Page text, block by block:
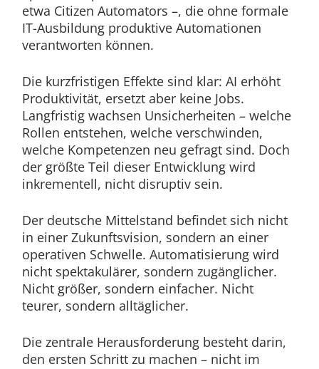
etwa Citizen Automators –, die ohne formale
IT-Ausbildung produktive Automationen
verantworten können.
Die kurzfristigen Effekte sind klar: AI erhöht
Produktivität, ersetzt aber keine Jobs.
Langfristig wachsen Unsicherheiten – welche
Rollen entstehen, welche verschwinden,
welche Kompetenzen neu gefragt sind. Doch
der größte Teil dieser Entwicklung wird
inkrementell, nicht disruptiv sein.
Der deutsche Mittelstand befindet sich nicht
in einer Zukunftsvision, sondern an einer
operativen Schwelle. Automatisierung wird
nicht spektakulärer, sondern zugänglicher.
Nicht größer, sondern einfacher. Nicht
teurer, sondern alltäglicher.
Die zentrale Herausforderung besteht darin,
den ersten Schritt zu machen – nicht im